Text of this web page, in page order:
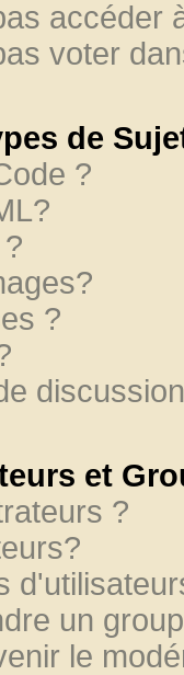
accéder
voter
de
?
?
et
?
un
le